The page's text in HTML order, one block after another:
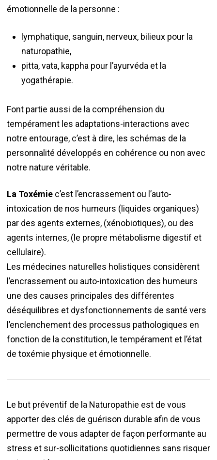
émotionnelle de la personne :
lymphatique, sanguin, nerveux, bilieux pour la
naturopathie,
pitta, vata, kappha pour l’ayurvéda et la
yogathérapie.
Font partie aussi de la compréhension du
tempérament les adaptations-interactions avec
notre entourage, c’est à dire, les schémas de la
personnalité développés en cohérence ou non avec
notre nature véritable.
La Toxémiec’est l’encrassement ou l’auto-
intoxication de nos humeurs (liquides organiques)
par des agents externes, (xénobiotiques), ou des
agents internes, (le propre métabolisme digestif et
cellulaire).
Les médecines naturelles holistiques considèrent
l’encrassement ou auto-intoxication des humeurs
une des causes principales des différentes
déséquilibres et dysfonctionnements de santé vers
l’enclenchement des processus pathologiques en
fonction de la constitution, le tempérament et l’état
de toxémie physique et émotionnelle.
Le but préventif de la Naturopathie est de vous
apporter des clés de guérison durable afin de vous
permettre de vous adapter de façon performante au
stress et sur-sollicitations quotidiennes sans risquer